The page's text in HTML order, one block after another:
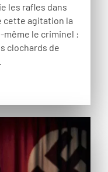
les rafles dans
cette agitation la
le criminel :
clochards de